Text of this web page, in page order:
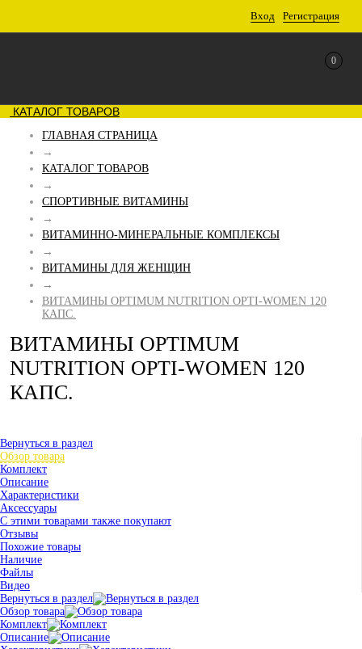
Вход Регистрация
0
КАТАЛОГ ТОВАРОВ
ГЛАВНАЯ СТРАНИЦА
→
КАТАЛОГ ТОВАРОВ
→
СПОРТИВНЫЕ ВИТАМИНЫ
→
ВИТАМИННО-МИНЕРАЛЬНЫЕ КОМПЛЕКСЫ
→
ВИТАМИНЫ ДЛЯ ЖЕНЩИН
→
ВИТАМИНЫ OPTIMUM NUTRITION OPTI-WOMEN 120
КАПС.
ВИТАМИНЫ OPTIMUM
NUTRITION OPTI-WOMEN 120
КАПС.
Вернуться в раздел
Обзор товара
Комплект
Описание
Характеристики
Аксессуары
С этими товарами также покупают
Отзывы
Похожие товары
Наличие
Файлы
Видео
Вернуться в раздел
Обзор товара
Комплект
Описание